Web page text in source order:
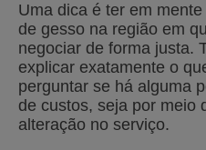
Uma dica é ter em
de gesso na região em
negociar de forma justa.
explicar exatamente o
perguntar se há alguma
de custos, seja por meio
alteração no serviço.